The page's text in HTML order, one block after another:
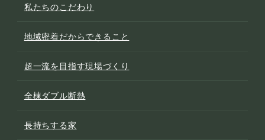
私たちのこだわり
地域密着だからできること
超一流を目指す現場づくり
全棟ダブル断熱
長持ちする家